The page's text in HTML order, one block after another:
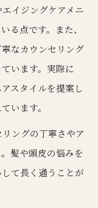
イジングケアメニ
る点です。また、
なカウンセリング
います。実際に
スタイルを提案し
います。
ングの丁寧さやア
髪や頭皮の悩みを
て長く通うことが